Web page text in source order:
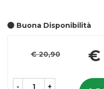
Buona Disponibilità
€ 20,90 €
- +